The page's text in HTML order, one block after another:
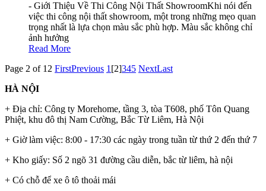
- Giới Thiệu Về Thi Công Nội Thất ShowroomKhi nói đến
việc thi công nội thất showroom, một trong những mẹo quan
trọng nhất là lựa chọn màu sắc phù hợp. Màu sắc không chỉ
ảnh hưởng
Read More
Page 2 of 12 FirstPrevious 1[2]345 NextLast
HÀ NỘI
+ Địa chỉ: Công ty Morehome, tầng 3, tòa T608, phố Tôn Quang
Phiệt, khu đô thị Nam Cường, Bắc Từ Liêm, Hà Nội
+ Giờ làm việc: 8:00 - 17:30 các ngày trong tuần từ thứ 2 đến thứ 7
+ Kho giấy: Số 2 ngõ 31 đường cầu diễn, bắc từ liêm, hà nội
+ Có chỗ để xe ô tô thoải mái